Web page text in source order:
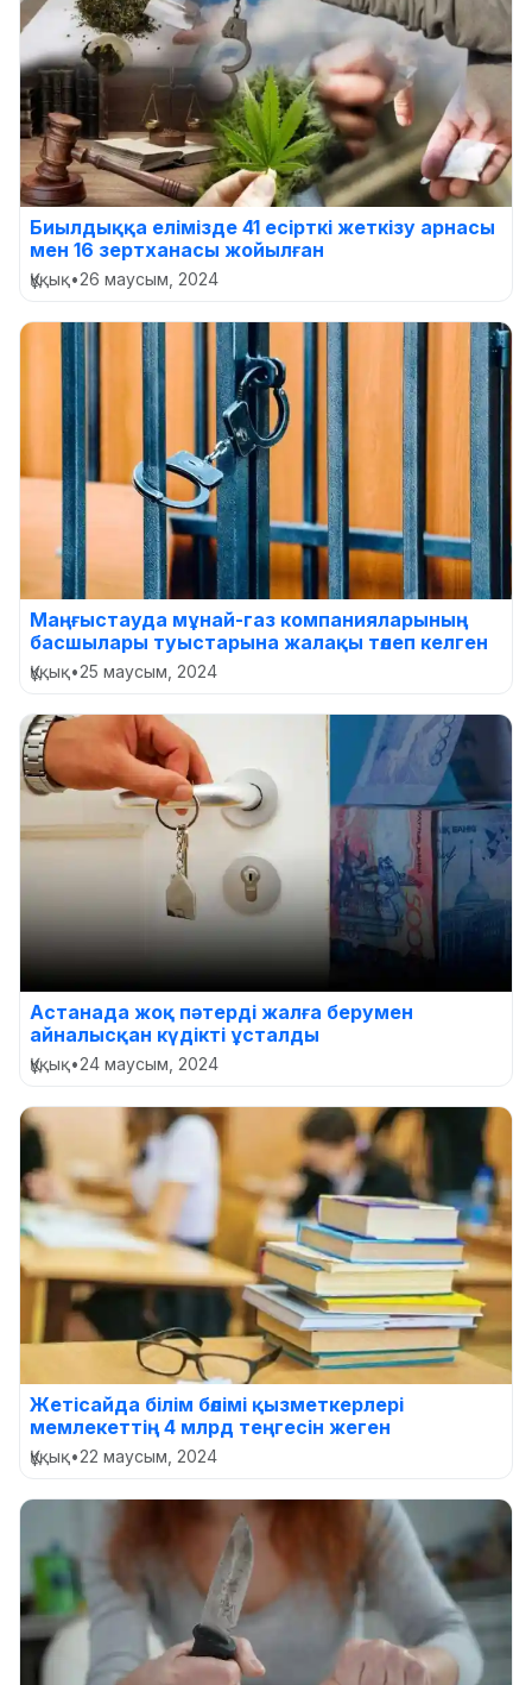
Биылдыққа елімізде 41 есірткі жеткізу арнасы
мен 16 зертханасы жойылған
Құқық•26 маусым, 2024
Маңғыстауда мұнай-газ компанияларының
басшылары туыстарына жалақы төлеп келген
Құқық•25 маусым, 2024
Астанада жоқ пәтерді жалға берумен
айналысқан күдікті ұсталды
Құқық•24 маусым, 2024
Жетісайда білім бөлімі қызметкерлері
мемлекеттің 4 млрд теңгесін жеген
Құқық•22 маусым, 2024